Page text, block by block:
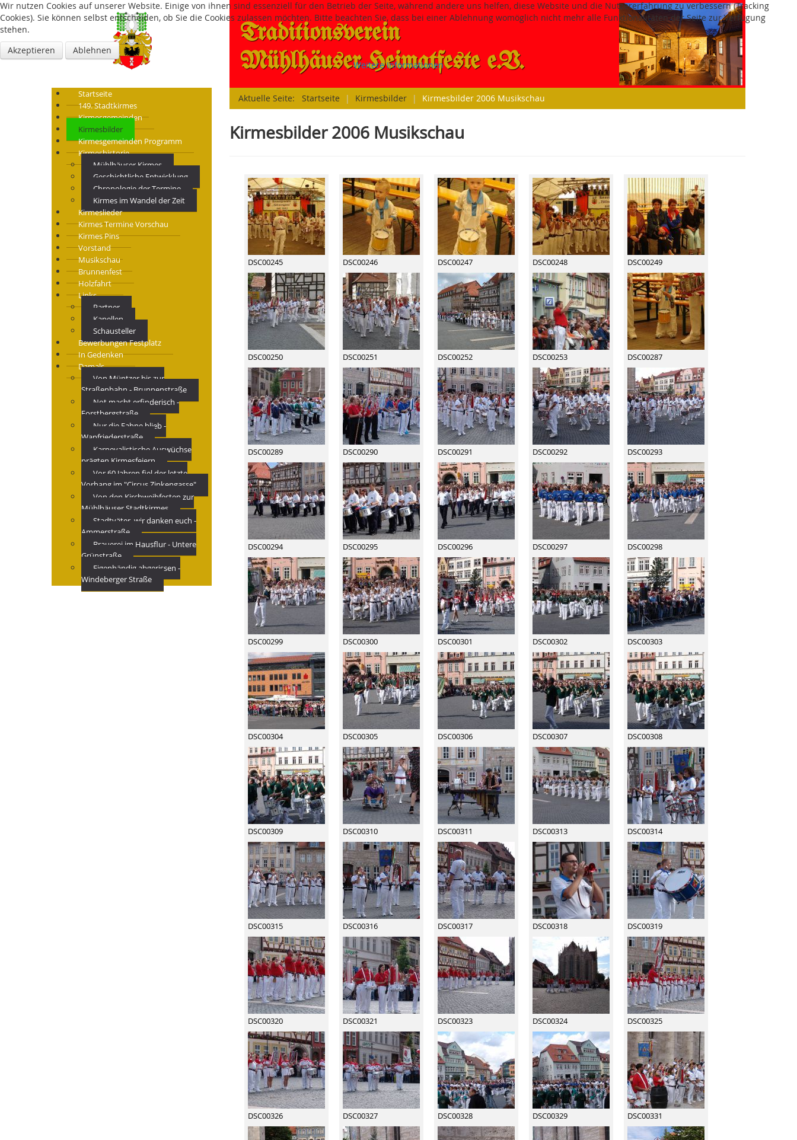
Traditions­verein
Mühlhäuser Heimatfeste e.V.
Startseite
149. Stadtkirmes
Kirmesgemeinden
Kirmesbilder
Kirmesgemeinden Programm
Kirmeshistorie
Mühlhäuser Kirmes
Geschichtliche Entwicklung
Chronologie der Termine
Kirmes im Wandel der Zeit
Kirmeslieder
Kirmes Termine Vorschau
Kirmes Pins
Vorstand
Musikschau
Brunnenfest
Holzfahrt
Links
Partner
Kapellen
Schausteller
Bewerbungen Festplatz
In Gedenken
Damals
Von Müntzer bis zur
Straßenbahn - Brunnenstraße
Not macht erfinderisch -
Forstbergstraße
Nur die Fahne blieb -
Wanfriederstraße
Karnevalistische Auswüchse
prägten Kirmesfeiern
Vor 60 Jahren fiel der letzte
Vorhang im "Circus Zinkengasse"
Von den Kirchweihfesten zur
Mühlhäuser Stadtkirmes
Stadtväter, wir danken euch -
Ammerstraße
Brauerei im Hausflur - Untere
Grünstraße
Eigenhändig abgerissen -
Windeberger Straße
Aktuelle Seite: Startseite | Kirmesbilder | Kirmesbilder 2006 Musikschau
Kirmesbilder 2006 Musikschau
DSC00245 DSC00246 DSC00247 DSC00248 DSC00249
DSC00250 DSC00251 DSC00252 DSC00253 DSC00287
DSC00289 DSC00290 DSC00291 DSC00292 DSC00293
DSC00294 DSC00295 DSC00296 DSC00297 DSC00298
DSC00299 DSC00300 DSC00301 DSC00302 DSC00303
DSC00304 DSC00305 DSC00306 DSC00307 DSC00308
DSC00309 DSC00310 DSC00311 DSC00313 DSC00314
DSC00315 DSC00316 DSC00317 DSC00318 DSC00319
DSC00320 DSC00321 DSC00323 DSC00324 DSC00325
DSC00326 DSC00327 DSC00328 DSC00329 DSC00331
Wir nutzen Cookies auf unserer Website. Einige von ihnen sind essenziell für den Betrieb der Seite, während andere uns helfen, diese Website und die Nutzererfahrung zu verbessern (Tracking
Cookies). Sie können selbst entscheiden, ob Sie die Cookies zulassen möchten. Bitte beachten Sie, dass bei einer Ablehnung womöglich nicht mehr alle Funktionalitäten der Seite zur Verfügung
stehen.
Akzeptieren
Ablehnen
Weitere Informationen